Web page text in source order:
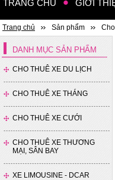
TRANG CHỦ GIỚI
Trang chủ Sản phẩm
DANH MỤC SẢN PHẨM
CHO THUÊ XE DU LỊCH
CHO THUÊ XE THÁNG
CHO THUÊ XE CƯỚI
CHO THUÊ XE THƯƠNG
MẠI, SÂN BAY
XE LIMOUSINE - DCAR